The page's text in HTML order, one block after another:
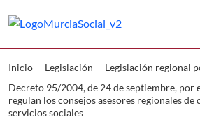
Murcia Social Decreto
Inicio Legislación
Legislación regional
Decreto 95/2004, de 24 de septiembre, por
regulan los consejos asesores regionales
servicios sociales